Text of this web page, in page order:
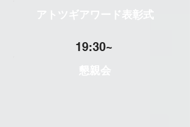
アトツギアワード表彰式
19:30~